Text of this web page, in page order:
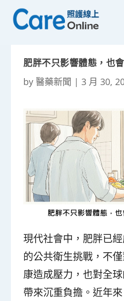
肥胖不只影響體態，也
by 醫藥新聞 |3 月 30,
現代社會中，肥胖已
的公共衛生挑戰，不
康造成壓力，也對全
帶來沉重負擔。近年